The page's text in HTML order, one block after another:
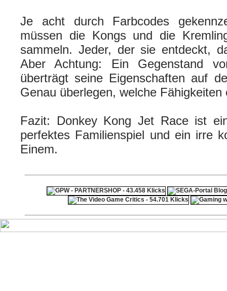
Je acht durch Farbcodes
müssen die Kongs und die
sammeln. Jeder, der sie entdeckt,
Aber Achtung: Ein Gegenstand
überträgt seine Eigenschaften auf
Genau überlegen, welche
Fazit: Donkey Kong Jet Race ist
perfektes Familienspiel und ein irre
Einem.